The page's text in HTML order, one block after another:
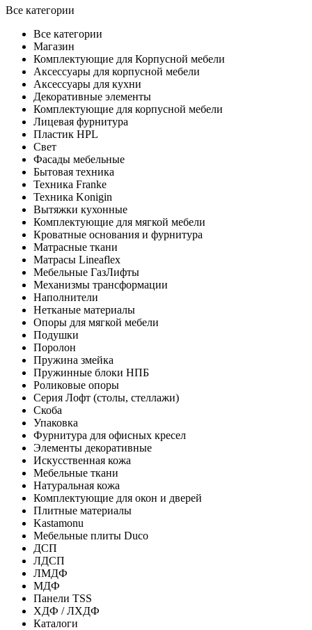
Все категории
Все категории
Магазин
Комплектующие для Корпусной мебели
Аксессуары для корпусной мебели
Аксессуары для кухни
Декоративные элементы
Комплектующие для корпусной мебели
Лицевая фурнитура
Пластик HPL
Свет
Фасады мебельные
Бытовая техника
Техника Franke
Техника Konigin
Вытяжки кухонные
Комплектующие для мягкой мебели
Кроватные основания и фурнитура
Матрасные ткани
Матрасы Lineaflex
Мебельные ГазЛифты
Механизмы трансформации
Наполнители
Нетканые материалы
Опоры для мягкой мебели
Подушки
Поролон
Пружина змейка
Пружинные блоки НПБ
Роликовые опоры
Серия Лофт (столы, стеллажи)
Скоба
Упаковка
Фурнитура для офисных кресел
Элементы декоративные
Искусственная кожа
Мебельные ткани
Натуральная кожа
Комплектующие для окон и дверей
Плитные материалы
Kastamonu
Мебельные плиты Duco
ДСП
ЛДСП
ЛМДФ
МДФ
Панели TSS
ХДФ / ЛХДФ
Каталоги